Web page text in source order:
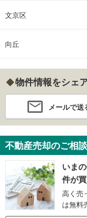
文京区
向丘
物件情報をシェ
メールで送
不動産売却のご相談
いま
件が
高く売
は無料